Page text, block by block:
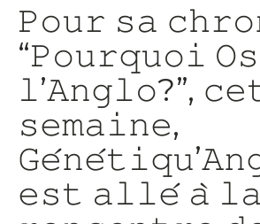
𝙿𝚘𝚞𝚛 𝚜𝚊
“𝙿𝚘𝚞𝚛𝚚𝚞𝚘𝚒
𝚕’𝙰𝚗𝚐𝚕𝚘?”,
𝚜𝚎𝚖𝚊𝚒𝚗𝚎,
𝚎𝚜𝚝 𝚊𝚕𝚕𝚎́ 𝚊̀ 𝚕𝚊